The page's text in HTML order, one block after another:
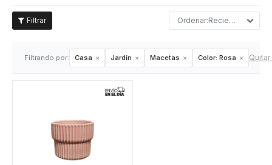
Recientes
Filtrando por: Casa Jardín Macetas Color: Rosa